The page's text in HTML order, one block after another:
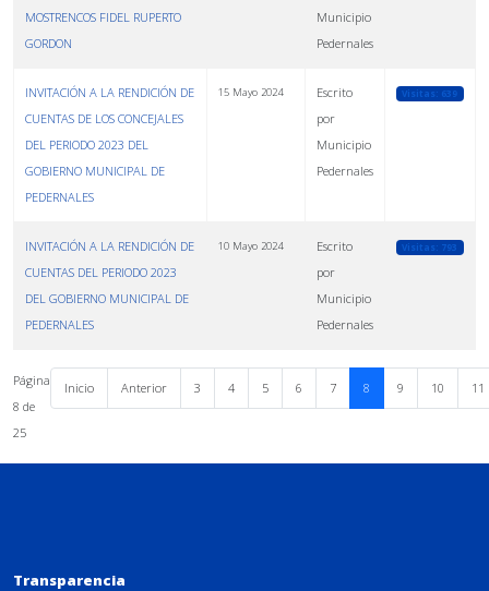
MOSTRENCOS FIDEL RUPERTO
GORDON
Municipio
Pedernales
INVITACIÓN A LA RENDICIÓN DE
CUENTAS DE LOS CONCEJALES
DEL PERIODO 2023 DEL
GOBIERNO MUNICIPAL DE
PEDERNALES
15 Mayo 2024
Escrito
por
Municipio
Pedernales
Visitas: 639
INVITACIÓN A LA RENDICIÓN DE
CUENTAS DEL PERIODO 2023
DEL GOBIERNO MUNICIPAL DE
PEDERNALES
10 Mayo 2024
Escrito
por
Municipio
Pedernales
Visitas: 793
Página
8 de
25
Inicio Anterior 3 4 5 6 7 8 9 10 11
Transparencia